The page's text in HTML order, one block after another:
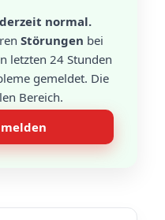
normal.
Störungen bei
letzten 24 Stunden
gemeldet. Die
Bereich.